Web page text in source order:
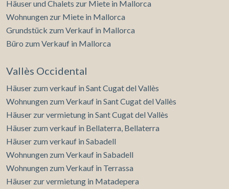
Häuser und Chalets zur Miete in Mallorca
Wohnungen zur Miete in Mallorca
Grundstück zum Verkauf in Mallorca
Büro zum Verkauf in Mallorca
Vallès Occidental
Häuser zum verkauf in Sant Cugat del Vallès
Wohnungen zum Verkauf in Sant Cugat del Vallès
Häuser zur vermietung in Sant Cugat del Vallès
Häuser zum verkauf in Bellaterra, Bellaterra
Häuser zum verkauf in Sabadell
Wohnungen zum Verkauf in Sabadell
Wohnungen zum Verkauf in Terrassa
Häuser zur vermietung in Matadepera